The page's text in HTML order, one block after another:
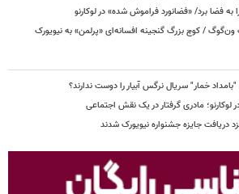
به فضا برد/ «فضانورد فراموش شده» در لوکارنو
ون‌گوگ / کوچ بزرگ گنجینه افسانه‌ای «پرلمن» به نیویورک
خمار" سریال نرگس آبیار را دوست ندارند؟
مادری گرفتار در یک نقش اجتماعی
دریافت جایزه جشنواره نیویورک شدند